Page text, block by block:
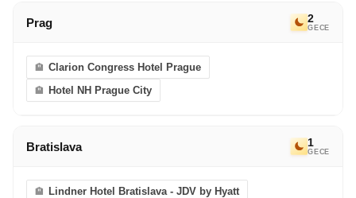
Prag 2
GECE
Clarion Congress Hotel Prague
Hotel NH Prague City
Bratislava 1
GECE
Lindner Hotel Bratislava - JDV by Hyatt